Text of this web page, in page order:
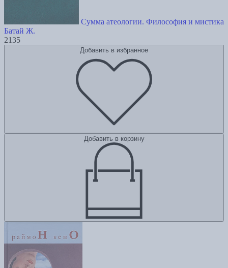
Сумма атеологии. Философия и мистика
Батай Ж.
2135
Добавить в избранное
Добавить в корзину